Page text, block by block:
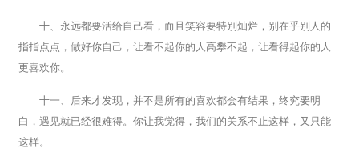
十、永远都要活给自己看，而且笑容要特别灿烂，别在乎别人的
指指点点，做好你自己，让看不起你的人高攀不起，让看得起你的人
更喜欢你。
十一、后来才发现，并不是所有的喜欢都会有结果，终究要明
白，遇见就已经很难得。你让我觉得，我们的关系不止这样，又只能
这样。